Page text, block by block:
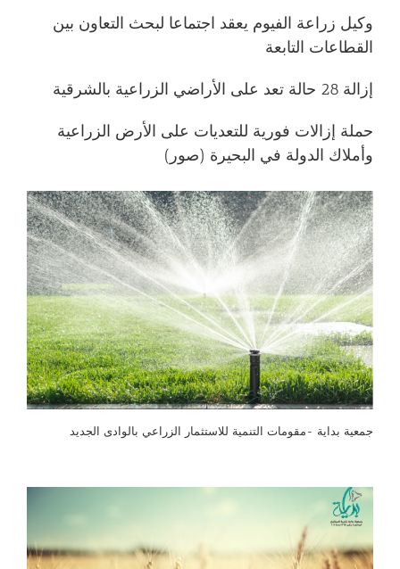
وكيل زراعة الفيوم يعقد اجتماعا لبحث التعاون بين
القطاعات التابعة
إزالة 28 حالة تعد على الأراضي الزراعية بالشرقية
حملة إزالات فورية للتعديات على الأرض الزراعية
وأملاك الدولة في البحيرة (صور)
جمعية بداية -مقومات التنمية للاستثمار الزراعي بالوادى الجديد